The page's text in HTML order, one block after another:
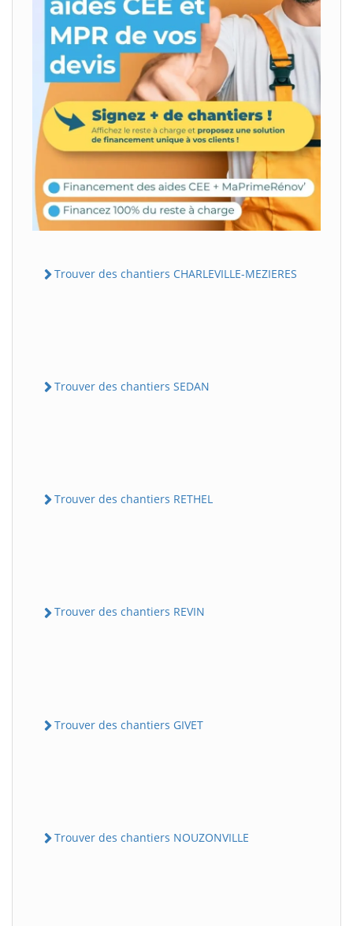
Trouver des chantiers CHARLEVILLE-MEZIERES
Trouver des chantiers SEDAN
Trouver des chantiers RETHEL
Trouver des chantiers REVIN
Trouver des chantiers GIVET
Trouver des chantiers NOUZONVILLE